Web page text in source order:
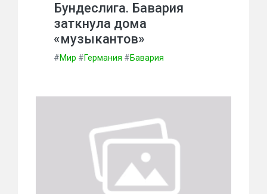
Бундеслига. Бавария
заткнула дома
«музыкантов»
#Мир #Германия #Бавария